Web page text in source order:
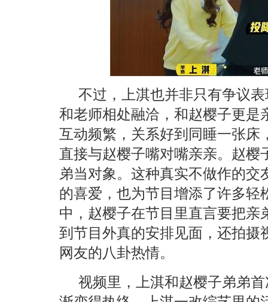
不过，上淇也并非只有争议
和老师相处融洽，和赵樱子更是
互动频繁，关系好到同睡一张床
直接与赵樱子嘴对嘴亲亲。赵樱
弟当对象。这种真实不做作的
的喜爱，也为节目增添了许多轻
中，赵樱子在节目里直言要把亲
到节目外真的安排见面，还拍摄
网友的八卦热情。
视频里，上淇和赵樱子弟弟